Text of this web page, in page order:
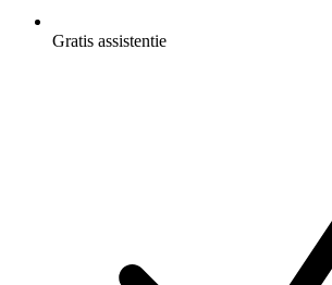
Gratis assistentie